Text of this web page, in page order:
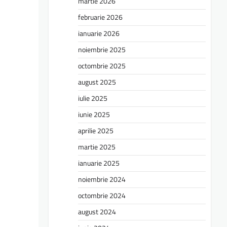
februarie 2026
ianuarie 2026
noiembrie 2025
octombrie 2025
august 2025
iulie 2025
iunie 2025
aprilie 2025
martie 2025
ianuarie 2025
noiembrie 2024
octombrie 2024
august 2024